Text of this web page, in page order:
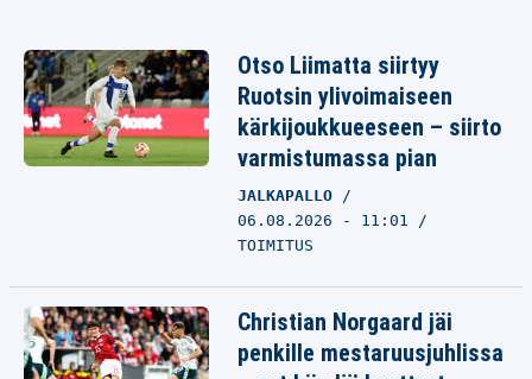
Otso Liimatta siirtyy
Ruotsin ylivoimaiseen
kärkijoukkueeseen – siirto
varmistumassa pian
JALKAPALLO
06.08.2026 - 11:01
TOIMITUS
Christian Norgaard jäi
penkille mestaruusjuhlissa